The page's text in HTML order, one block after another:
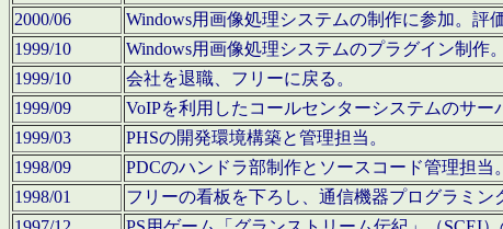
2000/06
Windows用画像処理システムの制作に参加。評
1999/10
Windows用画像処理システムのプラグイン制作。
1999/10
会社を退職、フリーに戻る。
1999/09
VoIPを利用したコールセンターシステムのサー
1999/03
PHSの開発環境構築と管理担当。
1998/09
PDCのハンドラ部制作とソースコード管理担当。
1998/01
フリーの看板を下ろし、通信機器プログラミン